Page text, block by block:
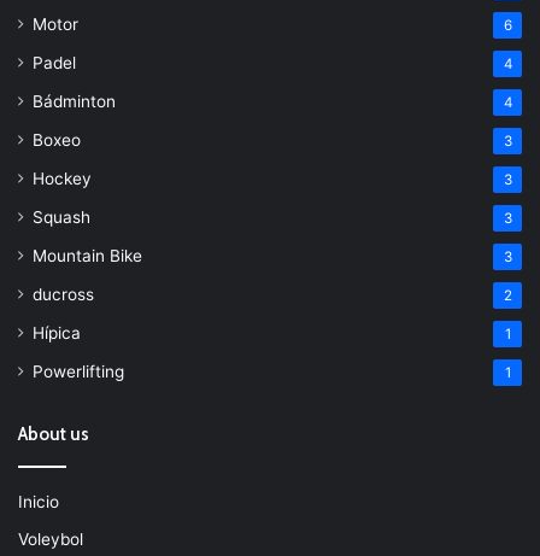
Motor 6
Padel 4
Bádminton 4
Boxeo 3
Hockey 3
Squash 3
Mountain Bike 3
ducross 2
Hípica 1
Powerlifting 1
About us
Inicio
Voleybol